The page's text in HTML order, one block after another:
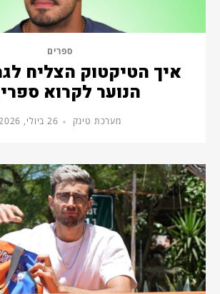
ספרים
איך הטיקטוק הצליח
הנוער לקרוא
מערכת טינק 26 ביולי, 2026